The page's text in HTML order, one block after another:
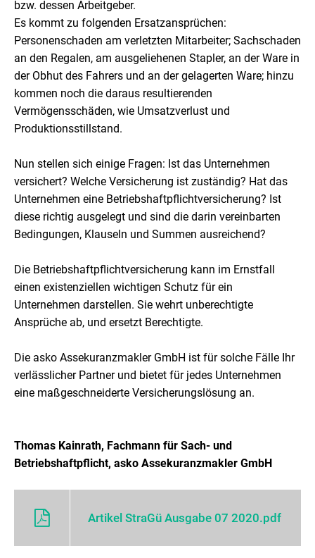
bzw. dessen Arbeitgeber.
Es kommt zu folgenden Ersatzansprüchen:
Personenschaden am verletzten Mitarbeiter; Sachschaden
an den Regalen, am ausgeliehenen Stapler, an der Ware in
der Obhut des Fahrers und an der gelagerten Ware; hinzu
kommen noch die daraus resultierenden
Vermögensschäden, wie Umsatzverlust und
Produktionsstillstand.
Nun stellen sich einige Fragen: Ist das Unternehmen
versichert? Welche Versicherung ist zuständig? Hat das
Unternehmen eine Betriebshaftpflichtversicherung? Ist
diese richtig ausgelegt und sind die darin vereinbarten
Bedingungen, Klauseln und Summen ausreichend?
Die Betriebshaftpflichtversicherung kann im Ernstfall
einen existenziellen wichtigen Schutz für ein
Unternehmen darstellen. Sie wehrt unberechtigte
Ansprüche ab, und ersetzt Berechtigte.
Die asko Assekuranzmakler GmbH ist für solche Fälle Ihr
verlässlicher Partner und bietet für jedes Unternehmen
eine maßgeschneiderte Versicherungslösung an.
Thomas Kainrath, Fachmann für Sach- und
Betriebshaftpflicht, asko Assekuranzmakler GmbH
Artikel StraGü Ausgabe 07 2020.pdf